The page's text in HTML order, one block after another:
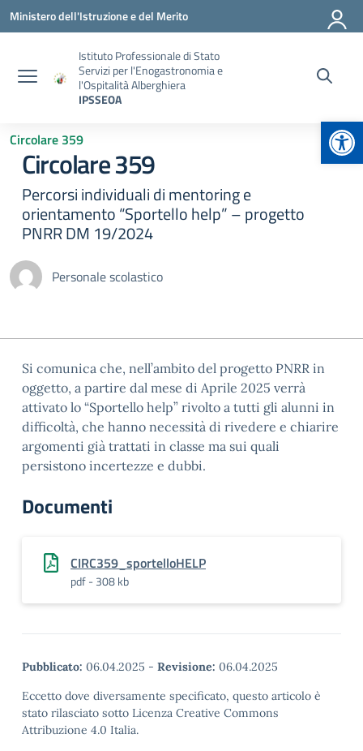
Vai ai contenuti
Vai al menu di navigazione
Vai al footer
Ministero dell'Istruzione e del Merito
Istituto Professionale di Stato
Servizi per l'Enogastronomia e
l'Ospitalità Alberghiera
IPSSEOA
Circolare 359
Circolare 359
Percorsi individuali di mentoring e
orientamento “Sportello help” – progetto
PNRR DM 19/2024
Personale scolastico
Si comunica che, nell’ambito del progetto PNRR in
oggetto, a partire dal mese di Aprile 2025 verrà
attivato lo “Sportello help” rivolto a tutti gli alunni in
difficoltà, che hanno necessità di rivedere e chiarire
argomenti già trattati in classe ma sui quali
persistono incertezze e dubbi.
Documenti
CIRC359_sportelloHELP
pdf - 308 kb
Pubblicato: 06.04.2025 - Revisione: 06.04.2025
Eccetto dove diversamente specificato, questo articolo è
stato rilasciato sotto Licenza Creative Commons
Attribuzione 4.0 Italia.